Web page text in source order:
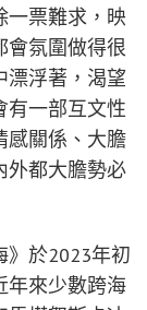
一票難求，映
會氛圍做得很
漂浮著，渴望
有一部互文性
感關係、大膽
外都大膽勢必
》於2023年初
年來少數跨海